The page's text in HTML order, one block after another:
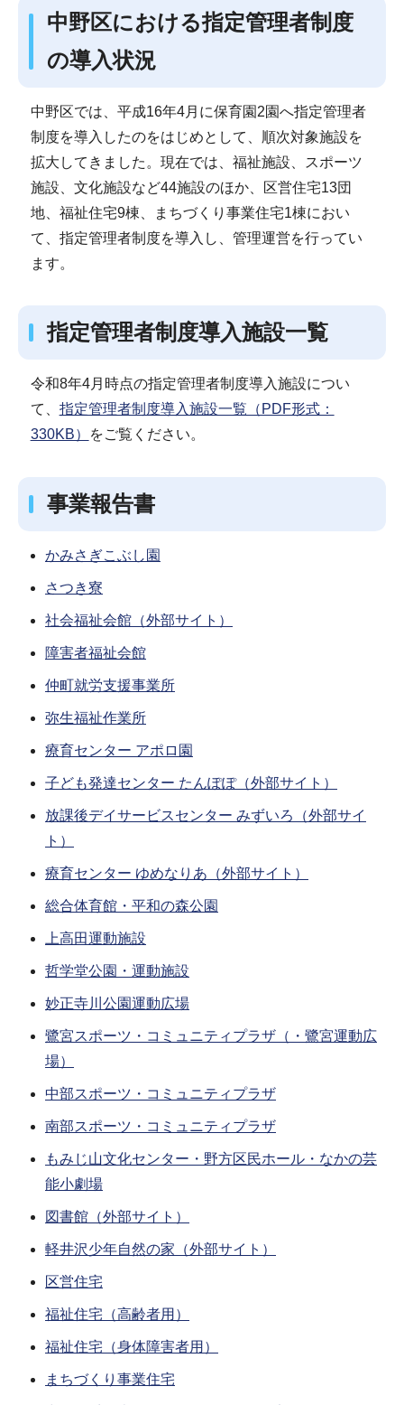
中野区における指定管理者制度
の導入状況
中野区では、平成16年4月に保育園2園へ指定管理者
制度を導入したのをはじめとして、順次対象施設を
拡大してきました。現在では、福祉施設、スポーツ
施設、文化施設など44施設のほか、区営住宅13団
地、福祉住宅9棟、まちづくり事業住宅1棟におい
て、指定管理者制度を導入し、管理運営を行ってい
ます。
指定管理者制度導入施設一覧
令和8年4月時点の指定管理者制度導入施設につい
て、 指定管理者制度導入施設一覧（PDF形式：
330KB）
をご覧ください。
事業報告書
かみさぎこぶし園
さつき寮
社会福祉会館（外部サイト）
障害者福祉会館
仲町就労支援事業所
弥生福祉作業所
療育センター アポロ園
子ども発達センター たんぽぽ（外部サイト）
放課後デイサービスセンター みずいろ（外部サイ
ト）
療育センター ゆめなりあ（外部サイト）
総合体育館・平和の森公園
上高田運動施設
哲学堂公園・運動施設
妙正寺川公園運動広場
鷺宮スポーツ・コミュニティプラザ（・鷺宮運動広
場）
中部スポーツ・コミュニティプラザ
南部スポーツ・コミュニティプラザ
もみじ山文化センター・野方区民ホール・なかの芸
能小劇場
図書館（外部サイト）
軽井沢少年自然の家（外部サイト）
区営住宅
福祉住宅（高齢者用）
福祉住宅（身体障害者用）
まちづくり事業住宅